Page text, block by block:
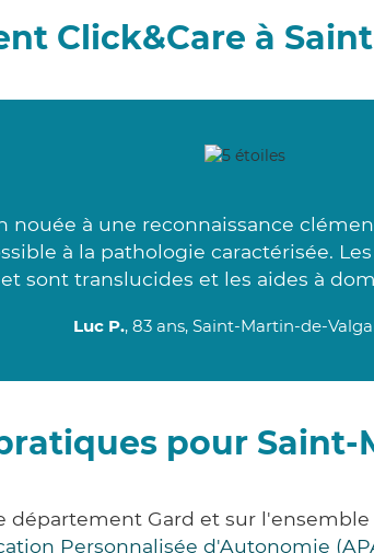
Click&Care à
à une reconnaissance
à la pathologie caractérisée.
sont translucides et les aides à
Luc P., 83 ans, Saint-Martin-de-
pour Saint-
Gard et sur
Personnalisée d'Autonomie